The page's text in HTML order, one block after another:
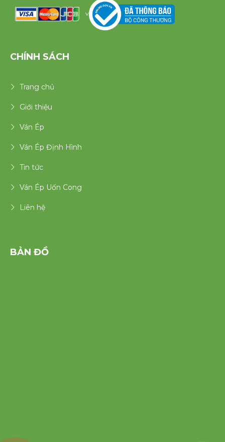
v
CHÍNH SÁCH
Trang chủ
Giới thiệu
Ván Ép
Ván Ép Định Hình
Tin tức
Ván Ép Uốn Cong
Liên hệ
BẢN ĐỒ